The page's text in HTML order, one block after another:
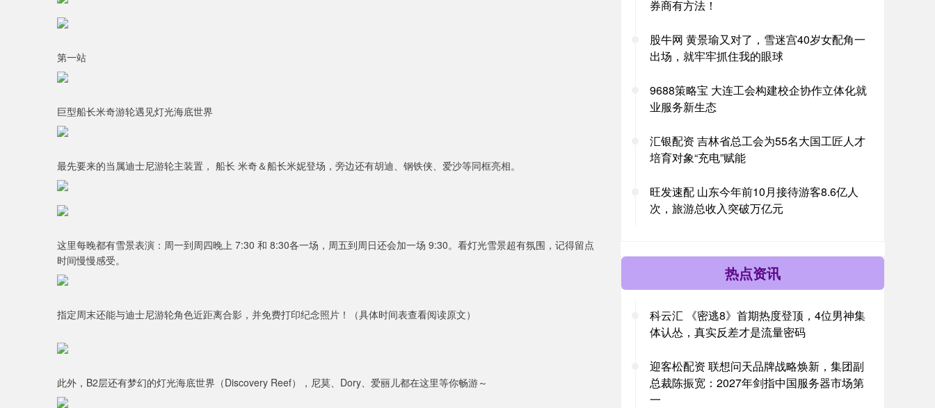
第一站
巨型船长米奇游轮遇见灯光海底世界
最先要来的当属迪士尼游轮主装置， 船长 米奇＆船长米妮登场，旁边还有胡迪、钢铁侠、爱沙等同框亮相。
这里每晚都有雪景表演：周一到周四晚上 7:30 和 8:30各一场，周五到周日还会加一场 9:30。看灯光雪景超有氛围，记得留点
时间慢慢感受。
指定周末还能与迪士尼游轮角色近距离合影，并免费打印纪念照片！（具体时间表查看阅读原文）
此外，B2层还有梦幻的灯光海底世界（Discovery Reef），尼莫、Dory、爱丽儿都在这里等你畅游～
券商有方法！
股牛网 黄景瑜又对了，雪迷宫40岁女配角一
出场，就牢牢抓住我的眼球
9688策略宝 大连工会构建校企协作立体化就
业服务新生态
汇银配资 吉林省总工会为55名大国工匠人才
培育对象“充电”赋能
旺发速配 山东今年前10月接待游客8.6亿人
次，旅游总收入突破万亿元
热点资讯
科云汇 《密逃8》首期热度登顶，4位男神集
体认怂，真实反差才是流量密码
迎客松配资 联想问天品牌战略焕新，集团副
总裁陈振宽：2027年剑指中国服务器市场第
一